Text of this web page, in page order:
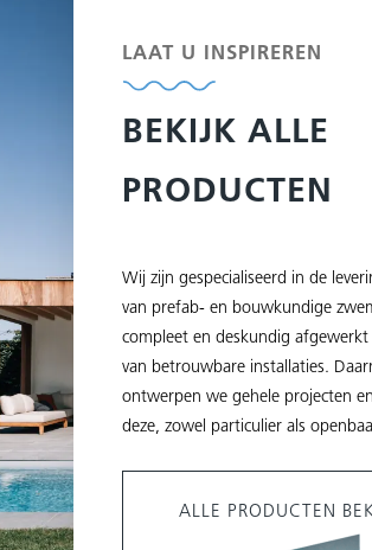
LAAT U INSPIREREN
BEKIJK ALLE
PRODUCTEN
Wij zijn gespecialiseerd in de
van prefab- en bouwkundige
compleet en deskundig afgewerkt
van betrouwbare installaties.
ontwerpen we gehele projecten
deze, zowel particulier als
ALLE PRODUCTEN